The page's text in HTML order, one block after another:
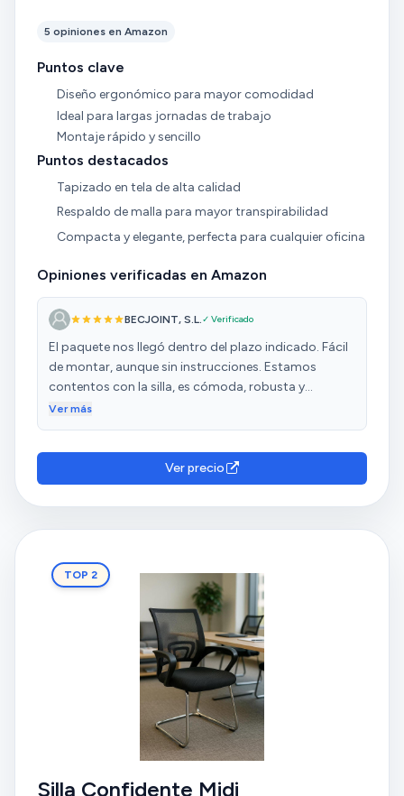
5 opiniones en Amazon
Puntos clave
Diseño ergonómico para mayor comodidad
Ideal para largas jornadas de trabajo
Montaje rápido y sencillo
Puntos destacados
Tapizado en tela de alta calidad
Respaldo de malla para mayor transpirabilidad
Compacta y elegante, perfecta para cualquier oficina
Opiniones verificadas en Amazon
BECJOINT, S.L. ✓ Verificado
El paquete nos llegó dentro del plazo indicado. Fácil
de montar, aunque sin instrucciones. Estamos
contentos con la silla, es cómoda, robusta y
manipulable.
Ver más
Ver precio
TOP 2
Silla Confidente Midi